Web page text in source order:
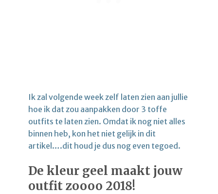
Ik zal volgende week zelf laten zien aan jullie
hoe ik dat zou aanpakken door 3 toffe
outfits te laten zien. Omdat ik nog niet alles
binnen heb, kon het niet gelijk in dit
artikel….dit houd je dus nog even tegoed.
De kleur geel maakt jouw
outfit zoooo 2018!